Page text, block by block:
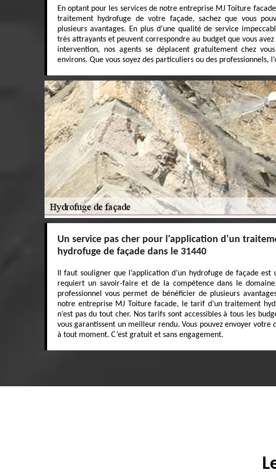
En optant pour les services de notre entreprise MJ Toiture
traitement hydrofuge de votre façade, sachez que vous
plusieurs avantages. En plus d’une qualité de service
très attrayants et peuvent correspondre au budget que vous
intervention, nos agents se déplacent gratuitement chez
environs. Que vous soyez des particuliers ou des professionnels,
Un service pas cher pour l'application d'un
hydrofuge de façade dans le 31440
Il faut souligner que l’application d’un hydrofuge de façade est
requiert un savoir-faire et de la compétence dans le
professionnel vous permet de bénéficier de plusieurs
notre entreprise MJ Toiture facade, le tarif d’un traitement
n’est pas du tout cher. Nos tarifs sont accessibles à tous les
vous garantissent un meilleur rendu. Vous pouvez envoyer votre
à tout moment. C’est gratuit et sans engagement.